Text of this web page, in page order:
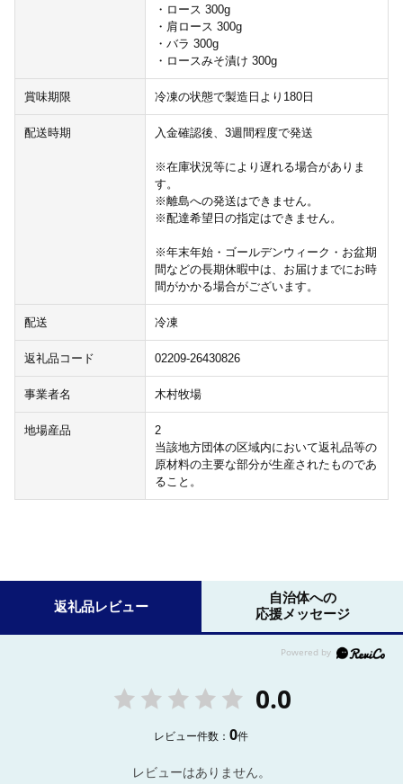
・ロース 300g
・肩ロース 300g
・バラ 300g
・ロースみそ漬け 300g
賞味期限 冷凍の状態で製造日より180日
配送時期 入金確認後、3週間程度で発送
※在庫状況等により遅れる場合がありま
す。
※離島への発送はできません。
※配達希望日の指定はできません。
※年末年始・ゴールデンウィーク・お盆期
間などの長期休暇中は、お届けまでにお時
間がかかる場合がございます。
配送 冷凍
返礼品コード 02209-26430826
事業者名 木村牧場
地場産品
2
当該地方団体の区域内において返礼品等の
原材料の主要な部分が生産されたものであ
ること。
返礼品レビュー
自治体への
応援メッセージ
0.0
レビュー件数：0件
レビューはありません。